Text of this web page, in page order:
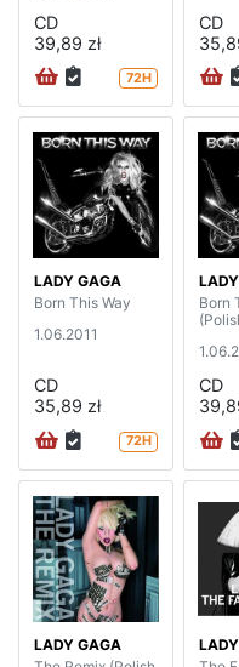
CD
39,89 zł
72H
CD
LADY GAGA
Born This Way
1.06.2011
CD
35,89 zł
72H
Born
CD
LADY GAGA